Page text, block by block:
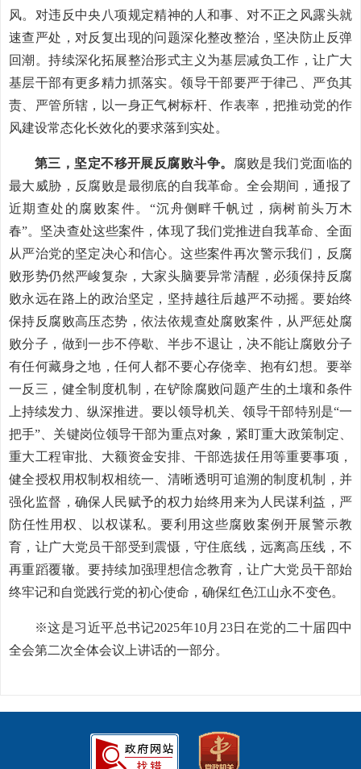
风。对违反中央八项规定精神的人和事、对不正之风露头就
速查严处，对反复出现的问题深化整改整治，坚决防止反弹
回潮。持续深化拓展整治形式主义为基层减负工作，让广大
基层干部有更多精力抓落实。领导干部要严于律己、严负其
责、严管所辖，以一身正气树标杆、作表率，把推动党的作
风建设常态化长效化的要求落到实处。
第三，坚定不移开展反腐败斗争。
腐败是我们党面临的
最大威胁，反腐败是最彻底的自我革命。全会期间，通报了
近期查处的腐败案件。“沉舟侧畔千帆过，病树前头万木
春”。坚决查处这些案件，体现了我们党推进自我革命、全面
从严治党的坚定决心和信心。这些案件再次警示我们，反腐
败形势仍然严峻复杂，大家头脑要异常清醒，必须保持反腐
败永远在路上的政治坚定，坚持越往后越严不动摇。要始终
保持反腐败高压态势，依法依规查处腐败案件，从严惩处腐
败分子，做到一步不停歇、半步不退让，决不能让腐败分子
有任何藏身之地，任何人都不要心存侥幸、抱有幻想。要举
一反三，健全制度机制，在铲除腐败问题产生的土壤和条件
上持续发力、纵深推进。要以领导机关、领导干部特别是“一
把手”、关键岗位领导干部为重点对象，紧盯重大政策制定、
重大工程审批、大额资金安排、干部选拔任用等重要事项，
健全授权用权制权相统一、清晰透明可追溯的制度机制，并
强化监督，确保人民赋予的权力始终用来为人民谋利益，严
防任性用权、以权谋私。要利用这些腐败案例开展警示教
育，让广大党员干部受到震慑，守住底线，远离高压线，不
再重蹈覆辙。要持续加强理想信念教育，让广大党员干部始
终牢记和自觉践行党的初心使命，确保红色江山永不变色。
※这是习近平总书记2025年10月23日在党的二十届四中
全会第二次全体会议上讲话的一部分。